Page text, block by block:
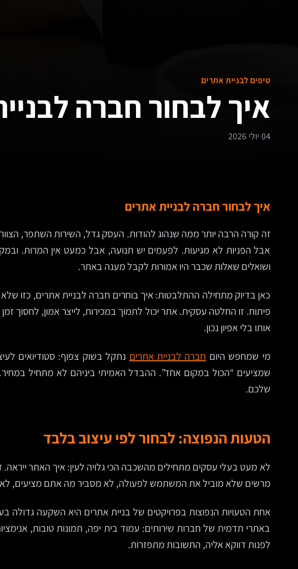
טיפים לבניית אתרים
איך לבחור חברה
04 יולי 2026
איך לבחור חברה לבניית אתרים
זה קורה הרבה יותר ממה שנהוג להודות. העסק גדל, השירות השתפר,
אבל הפניות לא מגיעות. לפעמים יש תנועה, אבל כמעט אין המרות.
ושואלים שאלות שכבר היו אמורות לקבל מענה באתר.
כאן בדיוק מתחילה ההתלבטות: איך בוחרים חברה לבניית אתרים, כזו
פיתוח. זו החלטה עסקית. אתר יכול לתמוך במכירות, לייצר אמון, לחסוך
אותו בלי אפיון נכון.
מי שמחפש היום חברה לבניית אתרים
שמציעים “הכול במקום אחד”. ההבדל האמיתי ביניהם לא מתחיל
שלכם.
הטעות הנפוצה: לבחור לפי עיצוב בלבד
לא מעט בעלי עסקים מתחילים מהשכבה הכי גלויה לעין: איך האתר
מרשים שלא מוביל את המשתמש לפעולה, לא מסביר מה אתם מציעים, לא
אחת הטעויות הנפוצות בפרויקטים של בניית אתרים היא השקעה גדולה
באתרי תדמית של חברות שירותים: עמוד בית יפה, תמונות טובות,
לפנות דווקא אליה, התשובות מתפזרות.